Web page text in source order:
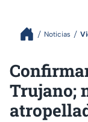
Noticias
Trujano;